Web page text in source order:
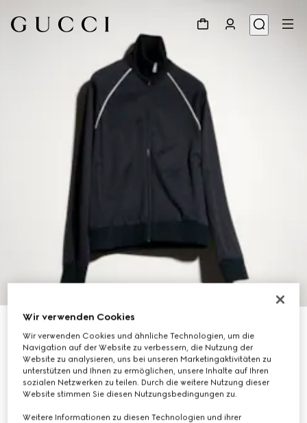
Jacke aus GG Nylon und Jersey mit Reißverschluss
CHF 1,550
Variantenmarineblau
Wir verwenden Cookies
Wir verwenden Cookies und ähnliche Technologien, um die
Navigation auf der Website zu verbessern, die Nutzung der
Website zu analysieren, uns bei unseren Marketingaktivitäten zu
unterstützen und Ihnen zu ermöglichen, unsere Inhalte auf Ihren
sozialen Netzwerken zu teilen. Durch die weitere Nutzung dieser
Website stimmen Sie diesen Nutzungsbedingungen zu.
Weitere Informationen zu diesen Technologien und ihrer